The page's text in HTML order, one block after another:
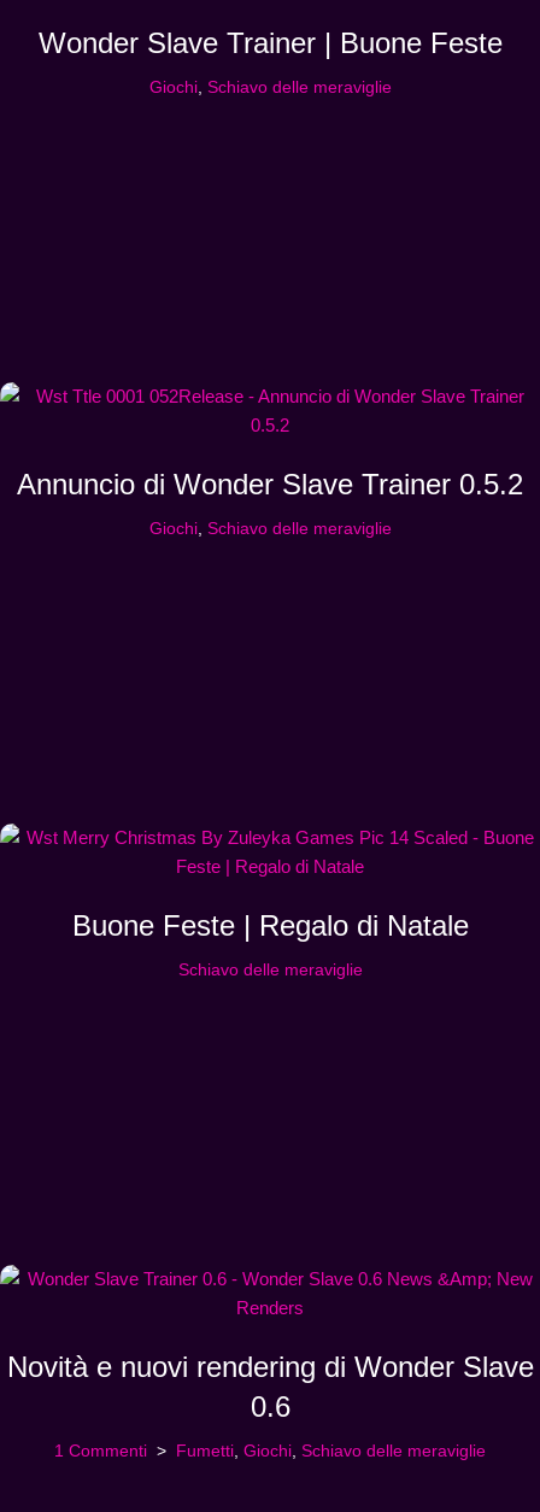
Wonder Slave Trainer | Buone Feste
Giochi, Schiavo delle meraviglie
Annuncio di Wonder Slave Trainer 0.5.2
Giochi, Schiavo delle meraviglie
Buone Feste | Regalo di Natale
Schiavo delle meraviglie
Novità e nuovi rendering di Wonder Slave
0.6
1 Commenti Fumetti Giochi Schiavo delle meraviglie